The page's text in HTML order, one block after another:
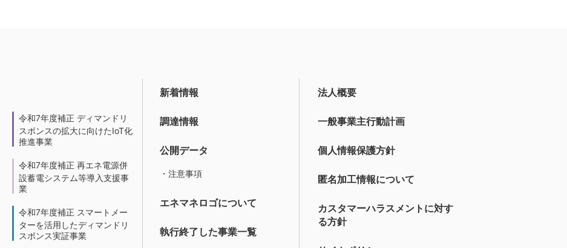
令和7年度補正 ディマンドリ
スポンスの拡大に向けたIoT化
推進事業
令和7年度補正 再エネ電源併
設蓄電システム等導入支援事
業
令和7年度補正 スマートメー
ターを活用したディマンドリ
スポンス実証事業
新着情報
調達情報
公開データ
・注意事項
エネマネロゴについて
執行終了した事業一覧
法人概要
一般事業主行動計画
個人情報保護方針
匿名加工情報について
カスタマーハラスメントに対す
る方針